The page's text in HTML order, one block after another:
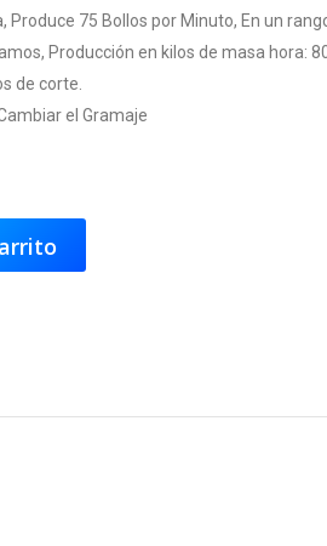
75 Bollos por Minuto, En un
Producción en kilos de masa hora:
de corte.
el Gramaje